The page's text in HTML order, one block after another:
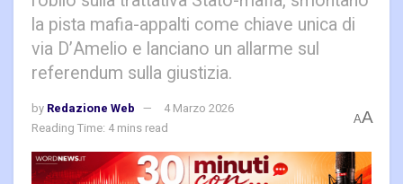
la pista mafia-appalti come chiave unica di
via D’Amelio e lanciano un allarme sul
referendum sulla giustizia.
by Redazione Web
4 Marzo 2026
Reading Time: 4 mins read
AA